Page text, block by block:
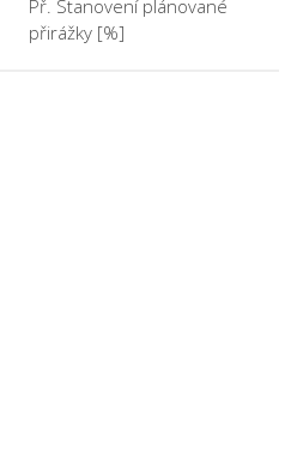
Př. Stanovení plánované
přirážky [%]